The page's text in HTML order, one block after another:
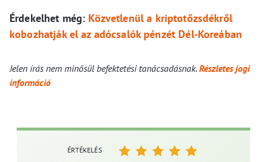
Érdekelhet még: Közvetlenül a kriptotőzsdékről
kobozhatják el az adócsalók pénzét Dél-Koreában
Jelen írás nem minősül befektetési tanácsadásnak.Részletes jogi
információ
ÉRTÉKELÉS